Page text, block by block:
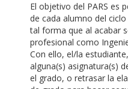
El objetivo del PARS es
de cada alumno del
tal forma que al acabar
profesional como
Con ello, el/la
alguna(s) asignatura(s)
el grado, o retrasar la